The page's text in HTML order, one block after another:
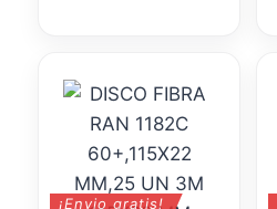
¡Envio gratis!